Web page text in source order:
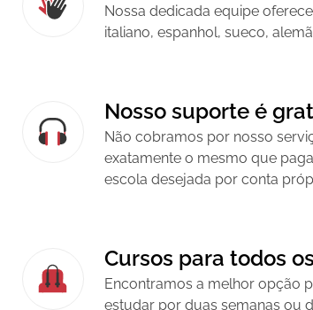
Nossa dedicada equipe
italiano, espanhol, sueco,
Nosso suporte é
Não cobramos por nosso
exatamente o mesmo que
escola desejada por conta
Cursos para todos
Encontramos a melhor opção
estudar por duas semanas ou